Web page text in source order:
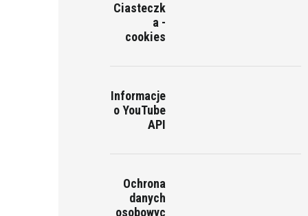
Ciasteczk
a -
cookies
Informacje
o YouTube
API
Ochrona
danych
osobowyc